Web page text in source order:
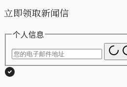
立即领取新闻信
个人信息